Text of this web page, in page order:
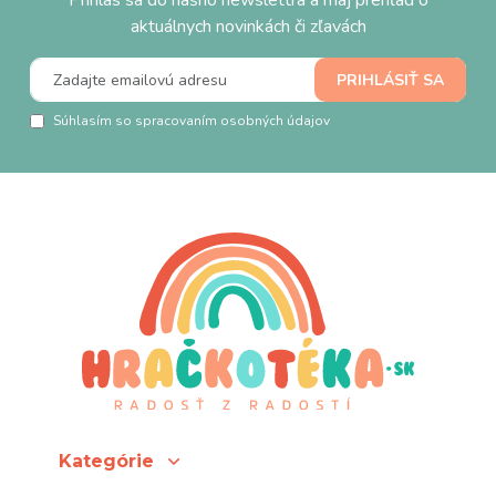
aktuálnych novinkách či zľavách
Súhlasím so spracovaním osobných údajov
Kategórie